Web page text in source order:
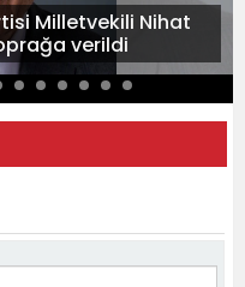
Milletvekili Nihat
verildi